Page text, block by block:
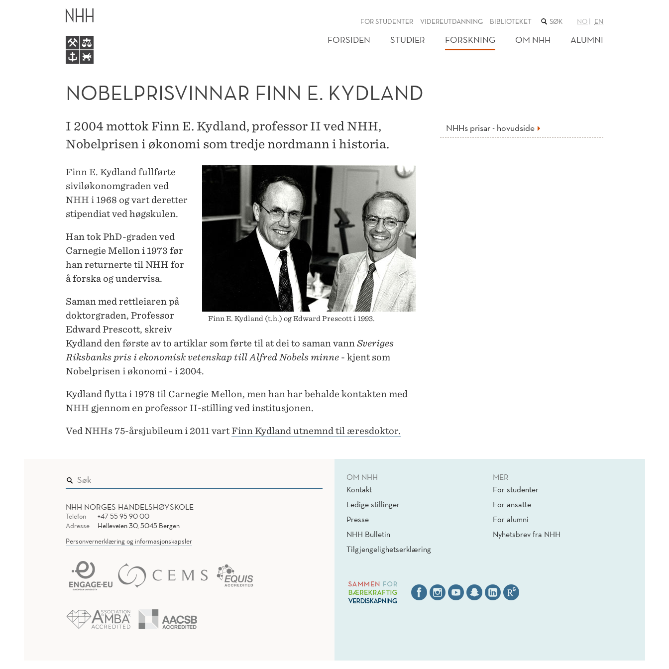
NOBELPRISVINNAR
KYDLAND
FOR STUDENTER VIDEREUTDANNING BIBLIOTEKET SØK
NETTSTEDET
NO EN
FORSIDEN STUDIER FORSKNING OM NHH ALUMNI
NOBELPRISVINNAR FINN E. KYDLAND
I 2004 mottok Finn E. Kydland, professor II ved NHH,
Nobelprisen i økonomi som tredje nordmann i historia.
Finn E. Kydland (t.h.) og Edward Prescott i 1993.
Finn E. Kydland fullførte
siviløkonomgraden ved
NHH i 1968 og vart deretter
stipendiat ved høgskulen.
Han tok PhD-graden ved
Carnegie Mellon i 1973 før
han returnerte til NHH for
å forska og undervisa.
Saman med rettleiaren på
doktorgraden, Professor
Edward Prescott, skreiv
Kydland den første av to artiklar som førte til at dei to saman vannSveriges
Riksbanks pris i ekonomisk vetenskap till Alfred Nobels minne - kjent som
Nobelprisen i økonomi - i 2004.
Kydland flytta i 1978 til Carnegie Mellon, men han har behalde kontakten med
NHH gjennom en professor II-stilling ved institusjonen.
Ved NHHs 75-årsjubileum i 2011 vartFinn Kydland utnemnd til æresdoktor.
NHHs prisar - hovudside
NHH NORGES HANDELSHØYSKOLE
Telefon
+47 55 95 90 00
Adresse
Helleveien 30, 5045 Bergen
Personvernerklæring og informasjonskapsler
OM NHH
Kontakt
Ledige stillinger
Presse
NHH Bulletin
Tilgjengelighetserklæring
MER
For studenter
For ansatte
For alumni
Nyhetsbrev fra NHH